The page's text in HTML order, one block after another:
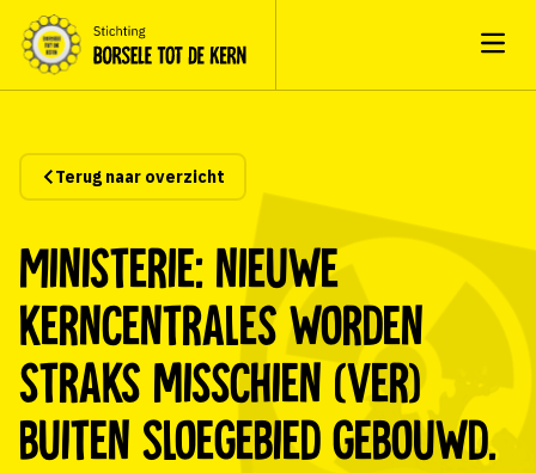
Terug naar overzicht
Ministerie: nieuwe
kerncentrales worden
straks misschien (ver)
buiten Sloegebied gebouwd.